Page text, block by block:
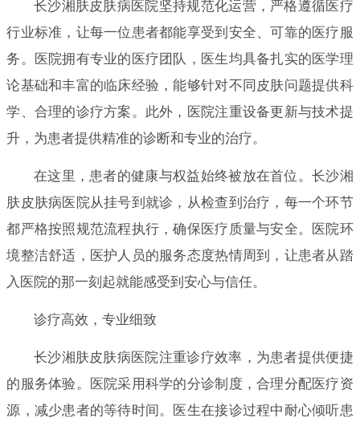
长沙湘肤皮肤病医院坚持规范化运营，严格遵循医疗
行业标准，让每一位患者都能享受到安全、可靠的医疗服
务。医院拥有专业的医疗团队，医生均具备扎实的医学理
论基础和丰富的临床经验，能够针对不同皮肤问题提供科
学、合理的诊疗方案。此外，医院注重设备更新与技术提
升，为患者提供精准的诊断和专业的治疗。
在这里，患者的健康与权益始终被放在首位。长沙湘
肤皮肤病医院从挂号到就诊，从检查到治疗，每一个环节
都严格按照规范流程执行，确保医疗质量与安全。医院环
境整洁舒适，医护人员的服务态度热情周到，让患者从踏
入医院的那一刻起就能感受到安心与信任。
诊疗高效，专业细致
长沙湘肤皮肤病医院注重诊疗效率，为患者提供便捷
的服务体验。医院采用科学的分诊制度，合理分配医疗资
源，减少患者的等待时间。医生在接诊过程中耐心倾听患